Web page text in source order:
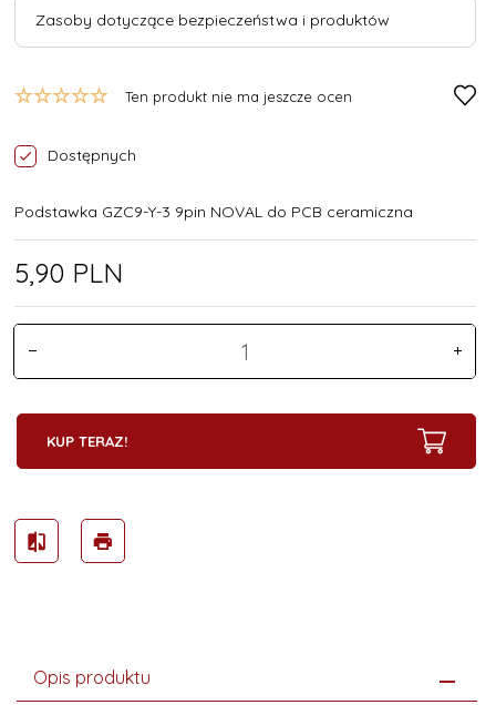
Zasoby dotyczące bezpieczeństwa i produktów
Ten produkt nie ma jeszcze ocen
Dostępnych
Podstawka GZC9-Y-3 9pin NOVAL do PCB ceramiczna
5,90 PLN
KUP TERAZ!
Opis produktu